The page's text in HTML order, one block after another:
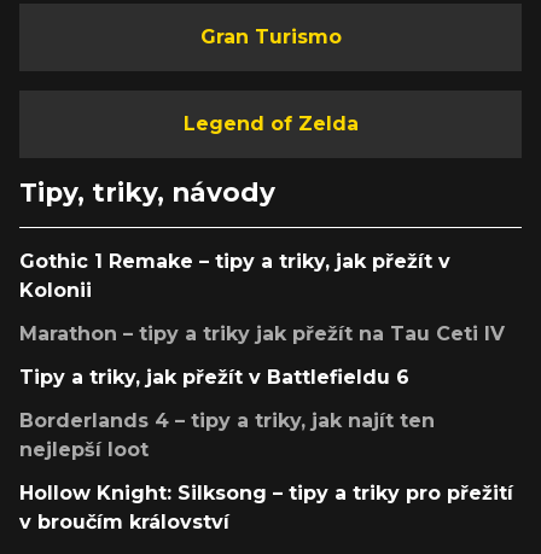
Gran Turismo
Legend of Zelda
Tipy, triky, návody
Gothic 1 Remake – tipy a triky, jak přežít v
Kolonii
Marathon – tipy a triky jak přežít na Tau Ceti IV
Tipy a triky, jak přežít v Battlefieldu 6
Borderlands 4 – tipy a triky, jak najít ten
nejlepší loot
Hollow Knight: Silksong – tipy a triky pro přežití
v broučím království